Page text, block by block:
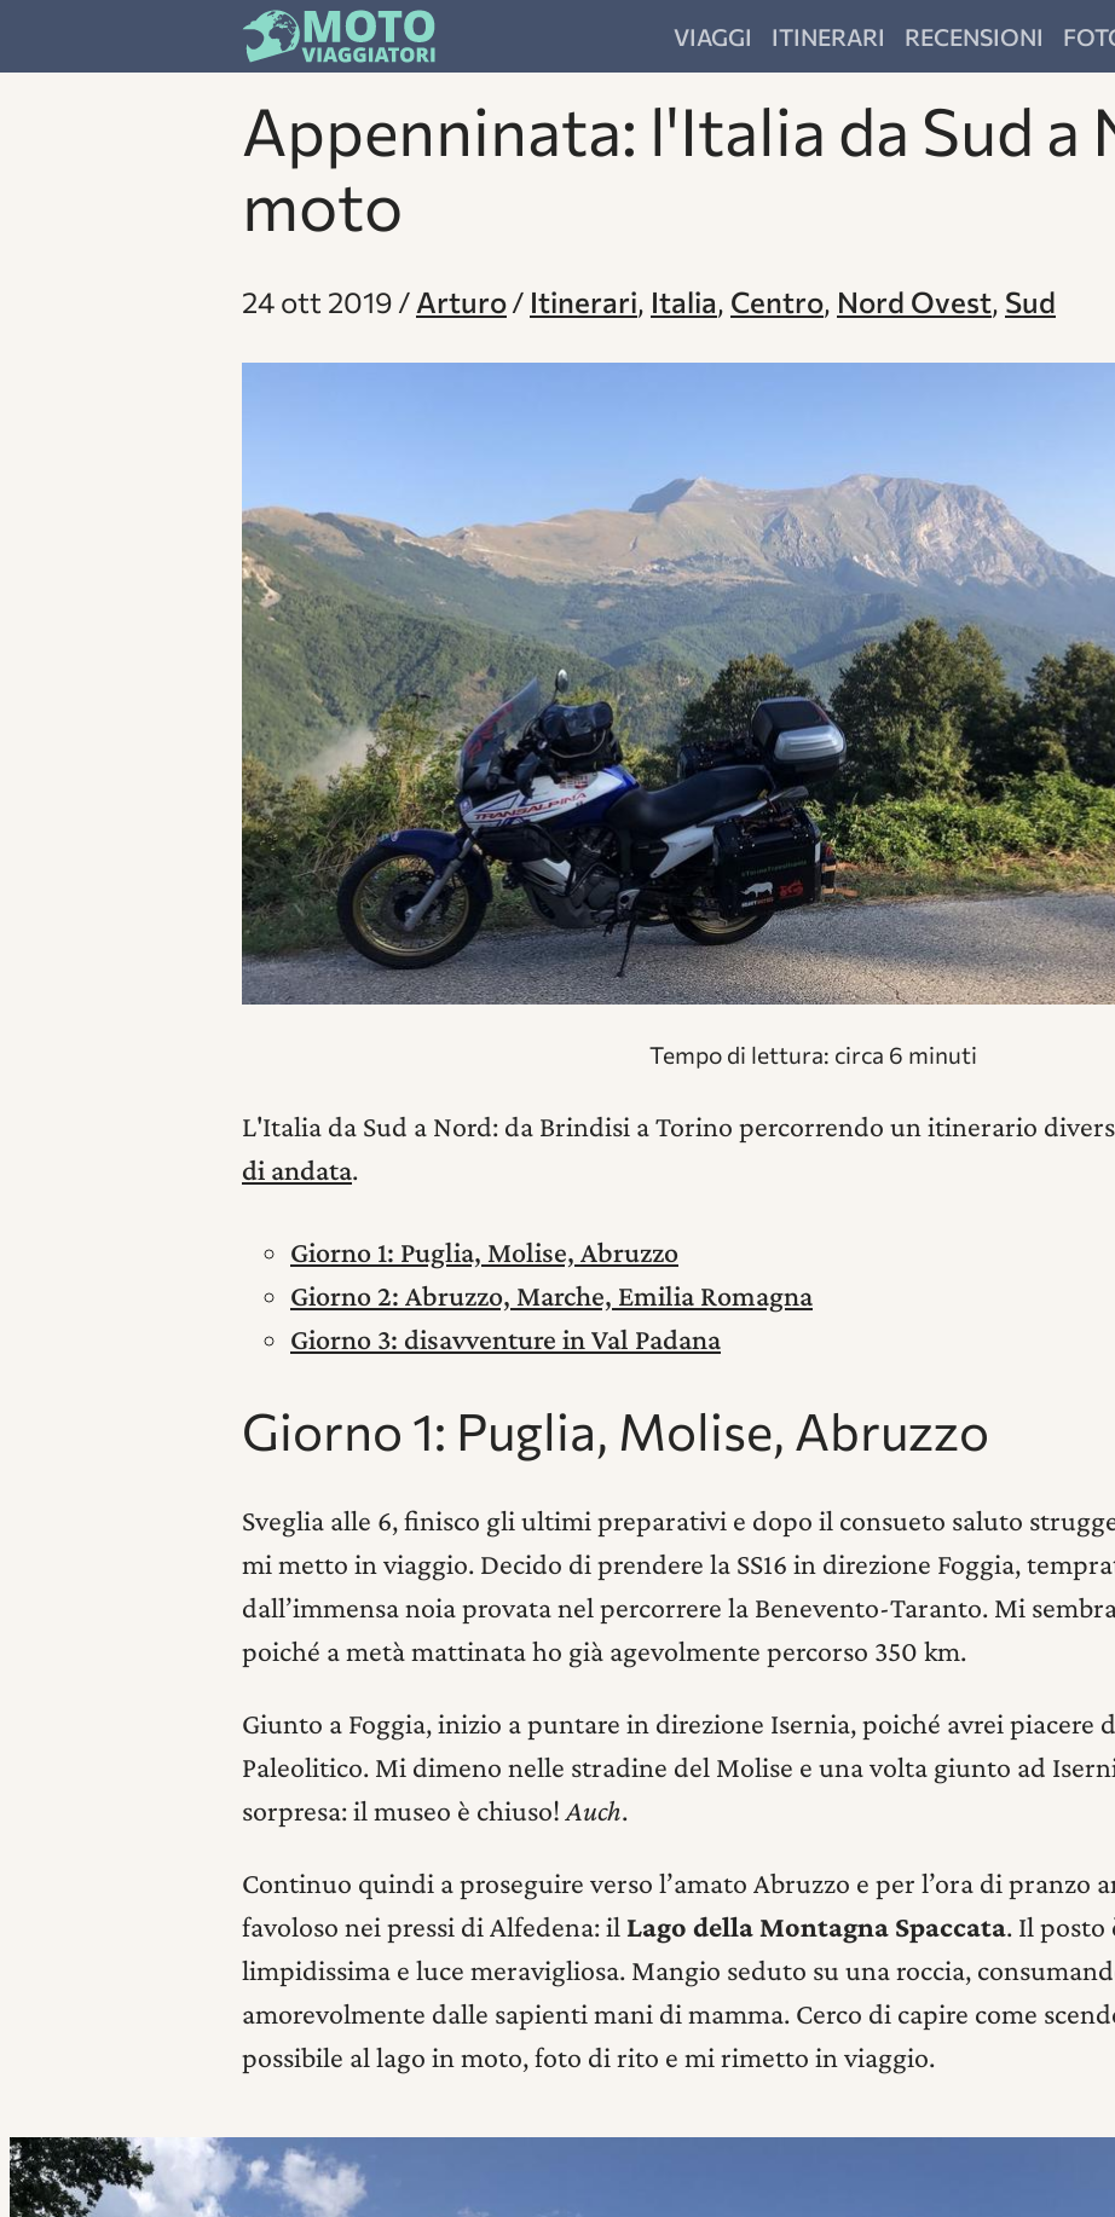
VIAGGI ITINERARI RECENSIONI
Appenninata: l'Italia da Sud a
moto
24 ott 2019 Arturo Itinerari, Italia, Centro, Nord Ovest, Sud
Tempo di lettura: circa 6 minuti
L'Italia da Sud a Nord: da Brindisi a Torino percorrendo un itinerario
di andata.
Giorno 1: Puglia, Molise, Abruzzo
Giorno 2: Abruzzo, Marche, Emilia Romagna
Giorno 3: disavventure in Val Padana
Giorno 1: Puglia, Molise, Abruzzo
Sveglia alle 6, finisco gli ultimi preparativi e dopo il consueto saluto
mi metto in viaggio. Decido di prendere la SS16 in direzione Foggia,
dall’immensa noia provata nel percorrere la Benevento-Taranto. Mi
poiché a metà mattinata ho già agevolmente percorso 350 km.
Giunto a Foggia, inizio a puntare in direzione Isernia, poiché avrei piacere
Paleolitico. Mi dimeno nelle stradine del Molise e una volta giunto ad
sorpresa: il museo è chiuso! Auch.
Continuo quindi a proseguire verso l’amato Abruzzo e per l’ora di pranzo
favoloso nei pressi di Alfedena: il Lago della Montagna Spaccata. Il posto
limpidissima e luce meravigliosa. Mangio seduto su una roccia,
amorevolmente dalle sapienti mani di mamma. Cerco di capire come
possibile al lago in moto, foto di rito e mi rimetto in viaggio.